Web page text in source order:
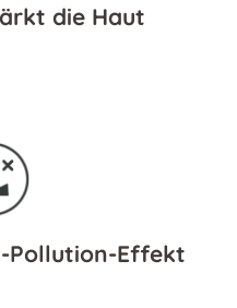
die Haut
Pollution-Effekt